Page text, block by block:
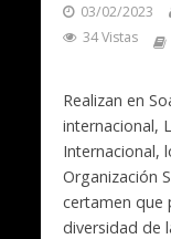
03/02/2023
34 Vistas
Realizan en
internacional,
Internacional,
Organización
certamen que
diversidad de